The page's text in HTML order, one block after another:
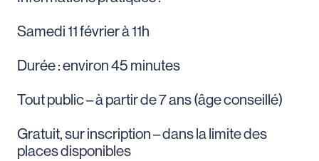
Samedi 11 février à 11h
Durée : environ 45 minutes
Tout public – à partir de 7 ans (âge conseillé)
Gratuit, sur inscription – dans la limite des
places disponibles